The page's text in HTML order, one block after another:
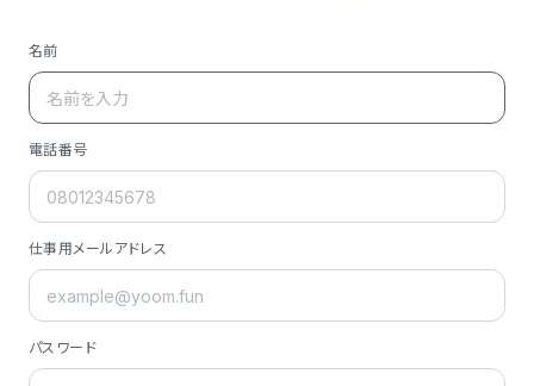
名前
電話番号
仕事用メールアドレス
パスワード